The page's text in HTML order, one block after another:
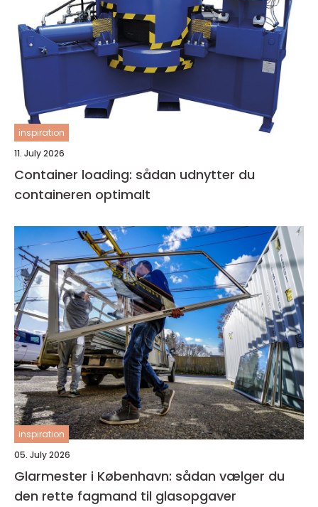
inspiration
11. July 2026
Container loading: sådan udnytter du
containeren optimalt
inspiration
05. July 2026
Glarmester i København: sådan vælger du
den rette fagmand til glasopgaver